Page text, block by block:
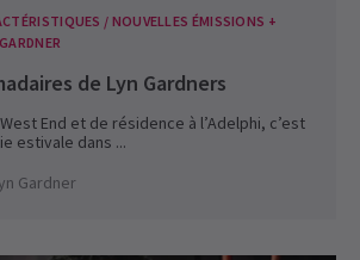
/ NOUVELLES ÉMISSIONS +
de Lyn Gardners
End et de résidence à l’Adelphi, c’est
estivale dans ...
Gardner